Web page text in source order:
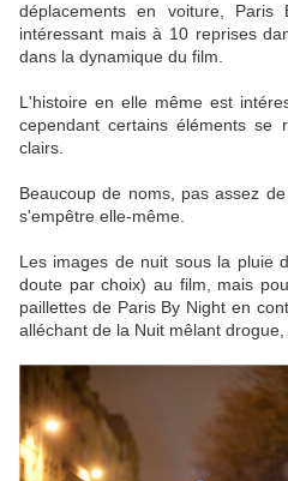
déplacements en voiture,
intéressant mais à 10 reprises
dans la dynamique du film.
L'histoire en elle même est
cependant certains éléments se
clairs.
Beaucoup de noms, pas assez
s'empêtre elle-même.
Les images de nuit sous la pluie
doute par choix) au film, mais
paillettes de Paris By Night en
alléchant de la Nuit mêlant